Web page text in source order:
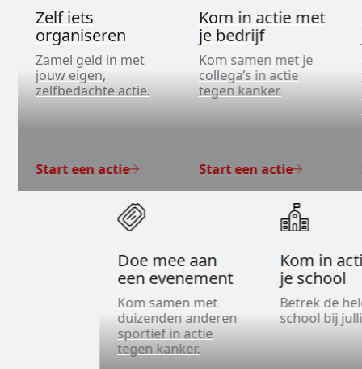
Zelf iets
organiseren
Zamel geld in met
jouw eigen,
zelfbedachte actie.
Start een actie
Kom in actie met
je bedrijf
Kom samen met je
collega’s in actie
tegen kanker.
Start een actie
Doe mee aan
een evenement
Kom samen met
duizenden anderen
sportief in actie
tegen kanker.
Kom in
je school
Betrek de
school bij